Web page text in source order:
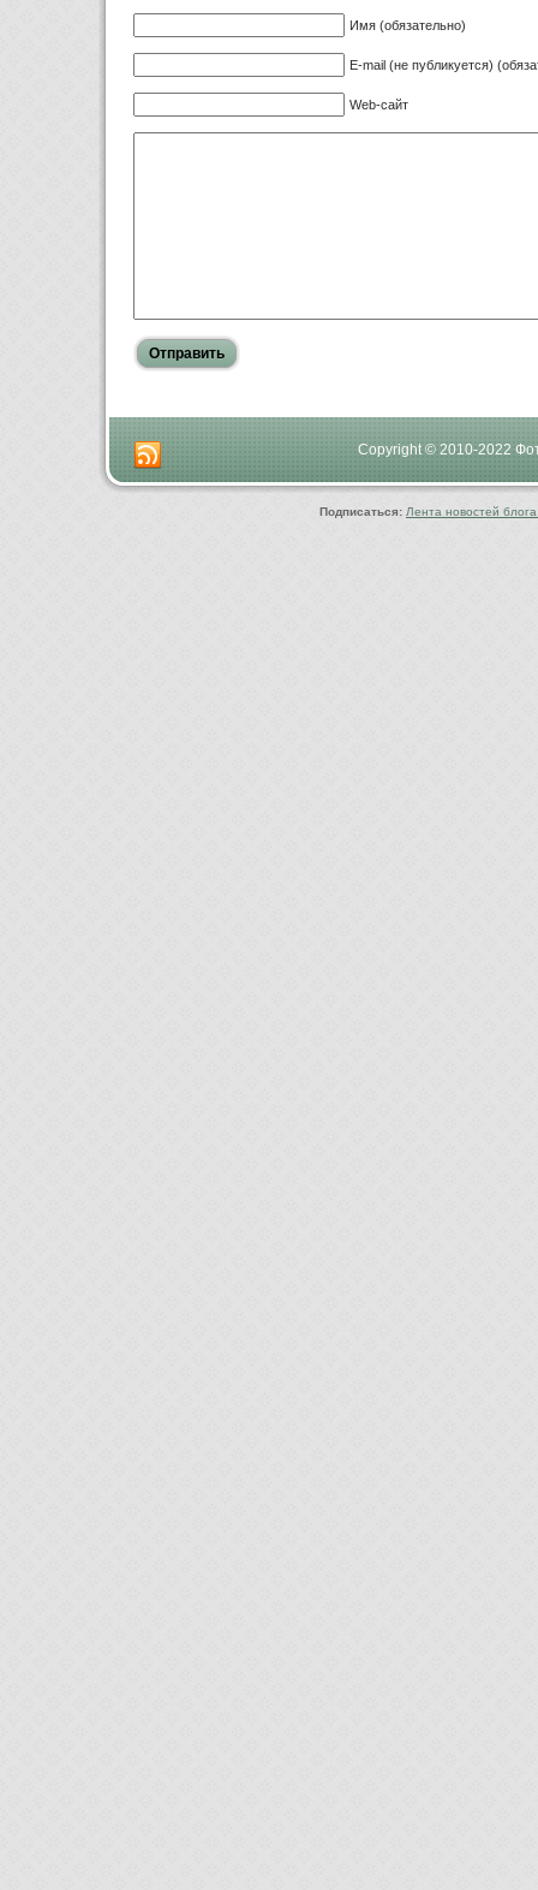
Имя (обязательно)
E-mail (не публикуется)
Web-сайт
Copyright © 2010-2022
Подписаться: Лента новостей